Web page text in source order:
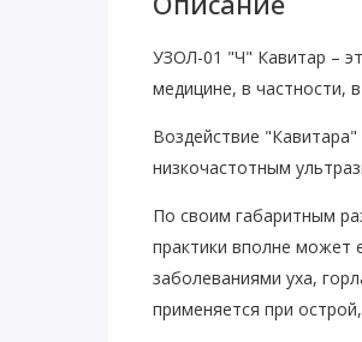
УЗОЛ-01 "Ч" Кавитар –
медицине, в частности,
Воздействие
низкочастотным
По своим габаритным
практики вполне может
заболеваниями уха,
применяется при